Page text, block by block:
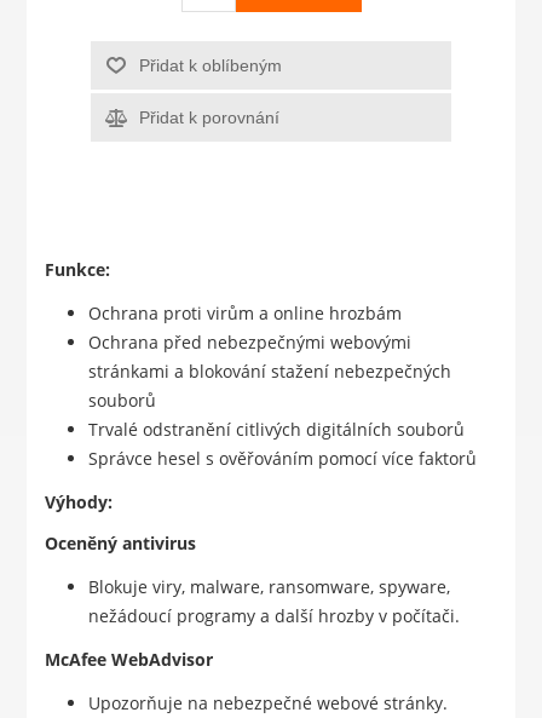
Přidat k oblíbeným
Přidat k porovnání
Funkce:
Ochrana proti virům a online hrozbám
Ochrana před nebezpečnými webovými
stránkami a blokování stažení nebezpečných
souborů
Trvalé odstranění citlivých digitálních souborů
Správce hesel s ověřováním pomocí více faktorů
Výhody:
Oceněný antivirus
Blokuje viry, malware, ransomware, spyware,
nežádoucí programy a další hrozby v počítači.
McAfee WebAdvisor
Upozorňuje na nebezpečné webové stránky.